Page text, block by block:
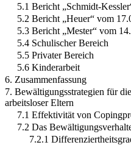
5.1 Bericht „Schmidt-
5.2 Bericht „Heuer“ vom
5.3 Bericht „Mester“ vom
5.4 Schulischer Bereich
5.5 Privater Bereich
5.6 Kinderarbeit
6. Zusammenfassung
7. Bewältigungsstrategien für
arbeitsloser Eltern
7.1 Effektivität von
7.2 Das
7.2.1